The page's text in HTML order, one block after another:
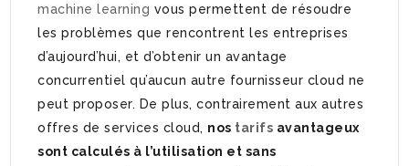
machine learning vous permettent de résoudre
les problèmes que rencontrent les entreprises
d’aujourd’hui, et d’obtenir un avantage
concurrentiel qu’aucun autre fournisseur cloud ne
peut proposer. De plus, contrairement aux autres
offres de services cloud, nos tarifs avantageux
sont calculés à l’utilisation et sans